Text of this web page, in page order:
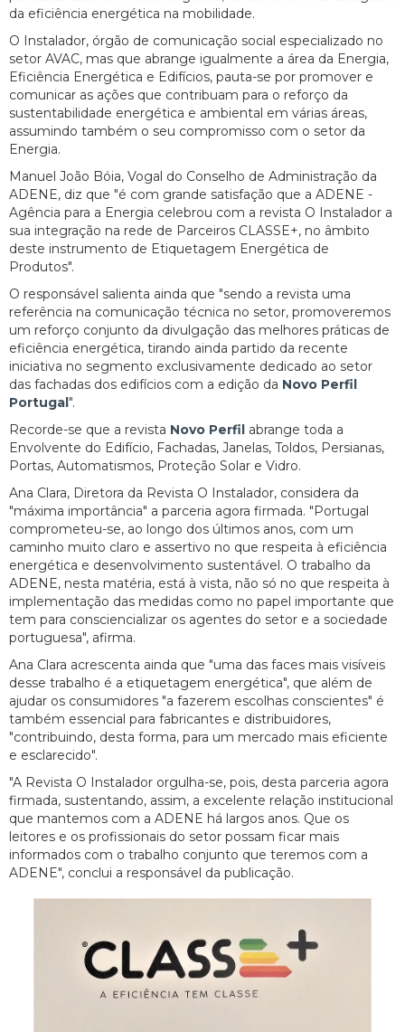
da eficiência energética na mobilidade.
O Instalador, órgão de comunicação social especializado no
setor AVAC, mas que abrange igualmente a área da Energia,
Eficiência Energética e Edifícios, pauta-se por promover e
comunicar as ações que contribuam para o reforço da
sustentabilidade energética e ambiental em várias áreas,
assumindo também o seu compromisso com o setor da
Energia.
Manuel João Bóia, Vogal do Conselho de Administração da
ADENE, diz que "é com grande satisfação que a ADENE -
Agência para a Energia celebrou com a revista O Instalador a
sua integração na rede de Parceiros CLASSE+, no âmbito
deste instrumento de Etiquetagem Energética de
Produtos".
O responsável salienta ainda que "sendo a revista uma
referência na comunicação técnica no setor, promoveremos
um reforço conjunto da divulgação das melhores práticas de
eficiência energética, tirando ainda partido da recente
iniciativa no segmento exclusivamente dedicado ao setor
das fachadas dos edifícios com a edição da Novo Perfil
Portugal".
Recorde-se que a revista Novo Perfil abrange toda a
Envolvente do Edifício, Fachadas, Janelas, Toldos, Persianas,
Portas, Automatismos, Proteção Solar e Vidro.
Ana Clara, Diretora da Revista O Instalador, considera da
"máxima importância" a parceria agora firmada. "Portugal
comprometeu-se, ao longo dos últimos anos, com um
caminho muito claro e assertivo no que respeita à eficiência
energética e desenvolvimento sustentável. O trabalho da
ADENE, nesta matéria, está à vista, não só no que respeita à
implementação das medidas como no papel importante que
tem para consciencializar os agentes do setor e a sociedade
portuguesa", afirma.
Ana Clara acrescenta ainda que "uma das faces mais visíveis
desse trabalho é a etiquetagem energética", que além de
ajudar os consumidores "a fazerem escolhas conscientes" é
também essencial para fabricantes e distribuidores,
"contribuindo, desta forma, para um mercado mais eficiente
e esclarecido".
"A Revista O Instalador orgulha-se, pois, desta parceria agora
firmada, sustentando, assim, a excelente relação institucional
que mantemos com a ADENE há largos anos. Que os
leitores e os profissionais do setor possam ficar mais
informados com o trabalho conjunto que teremos com a
ADENE", conclui a responsável da publicação.